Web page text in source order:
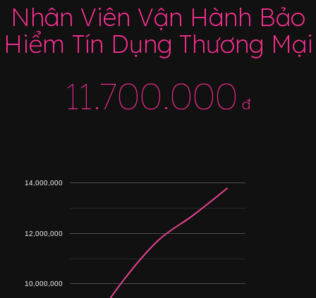
Nhân Viên Vận Hành Bảo
Hiểm Tín Dụng Thương Mại
11.700.000 đ
10,000,000
12,000,000
14,000,000